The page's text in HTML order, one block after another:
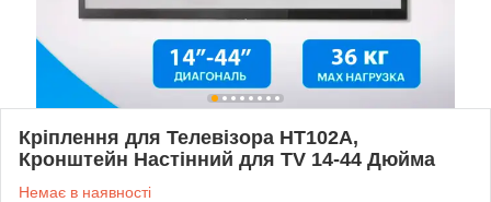
Кріплення для Телевізора HT102A,
Кронштейн Настінний для TV 14-44 Дюйма
Немає в наявності